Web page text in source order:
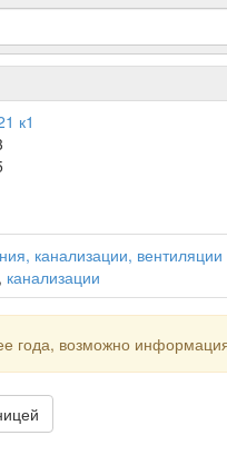
к1
канализации, вентиляции
, канализации
года, возможно